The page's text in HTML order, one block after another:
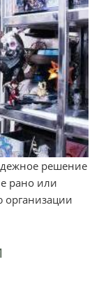
решение
рано или
организации